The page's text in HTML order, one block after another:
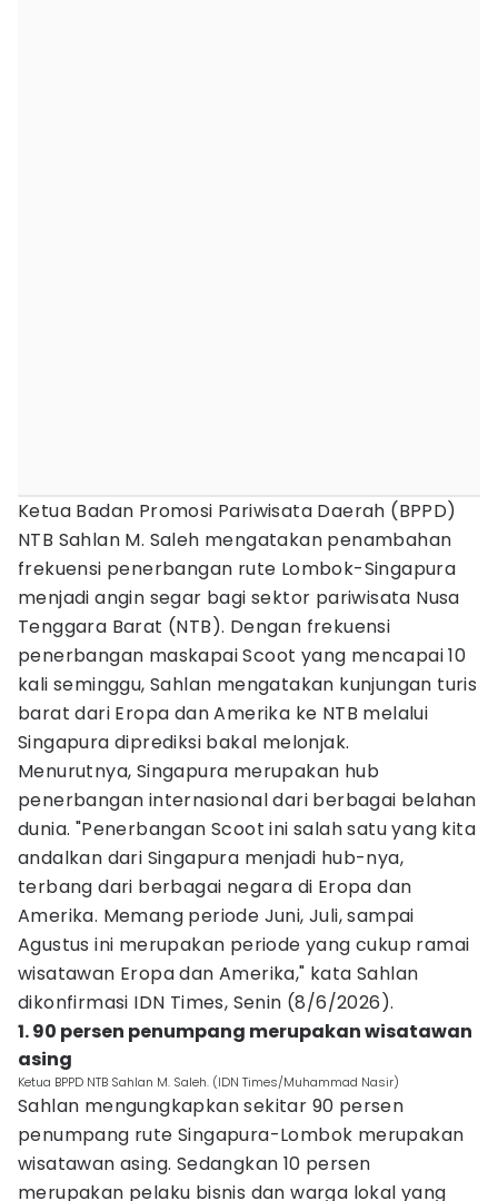
Ketua Badan Promosi Pariwisata Daerah (BPPD)
NTB Sahlan M. Saleh mengatakan penambahan
frekuensi penerbangan rute Lombok-Singapura
menjadi angin segar bagi sektor pariwisata Nusa
Tenggara Barat (NTB). Dengan frekuensi
penerbangan maskapai Scoot yang mencapai 10
kali seminggu, Sahlan mengatakan kunjungan turis
barat dari Eropa dan Amerika ke NTB melalui
Singapura diprediksi bakal melonjak.
Menurutnya, Singapura merupakan hub
penerbangan internasional dari berbagai belahan
dunia. "Penerbangan Scoot ini salah satu yang kita
andalkan dari Singapura menjadi hub-nya,
terbang dari berbagai negara di Eropa dan
Amerika. Memang periode Juni, Juli, sampai
Agustus ini merupakan periode yang cukup ramai
wisatawan Eropa dan Amerika," kata Sahlan
dikonfirmasi IDN Times, Senin (8/6/2026).
1. 90 persen penumpang merupakan wisatawan
asing
Ketua BPPD NTB Sahlan M. Saleh. (IDN Times/Muhammad Nasir)
Sahlan mengungkapkan sekitar 90 persen
penumpang rute Singapura-Lombok merupakan
wisatawan asing. Sedangkan 10 persen
merupakan pelaku bisnis dan warga lokal yang